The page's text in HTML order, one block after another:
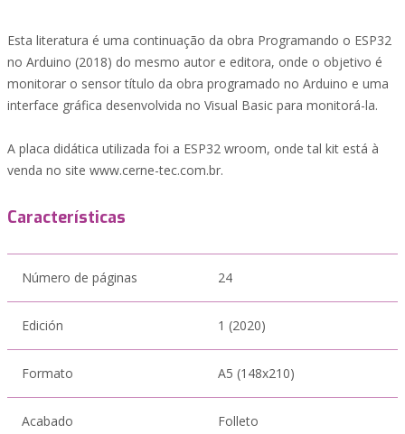
Esta literatura é uma continuação da obra Programando o ESP32
no Arduino (2018) do mesmo autor e editora, onde o objetivo é
monitorar o sensor título da obra programado no Arduino e uma
interface gráfica desenvolvida no Visual Basic para monitorá-la.
A placa didática utilizada foi a ESP32 wroom, onde tal kit está à
venda no site www.cerne-tec.com.br.
Características
Número de páginas 24
Edición 1 (2020)
Formato A5 (148x210)
Acabado Folleto